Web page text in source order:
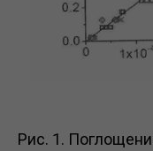
Рис. 1.